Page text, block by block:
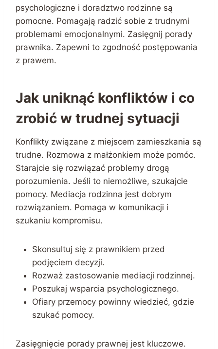
psychologiczne i doradztwo rodzinne są
pomocne. Pomagają radzić sobie z trudnymi
problemami emocjonalnymi. Zasięgnij porady
prawnika. Zapewni to zgodność postępowania
z prawem.
Jak uniknąć konfliktów i co
zrobić w trudnej sytuacji
Konflikty związane z miejscem zamieszkania są
trudne. Rozmowa z małżonkiem może pomóc.
Starajcie się rozwiązać problemy drogą
porozumienia. Jeśli to niemożliwe, szukajcie
pomocy. Mediacja rodzinna jest dobrym
rozwiązaniem. Pomaga w komunikacji i
szukaniu kompromisu.
Skonsultuj się z prawnikiem przed
podjęciem decyzji.
Rozważ zastosowanie mediacji rodzinnej.
Poszukaj wsparcia psychologicznego.
Ofiary przemocy powinny wiedzieć, gdzie
szukać pomocy.
Zasięgnięcie porady prawnej jest kluczowe.